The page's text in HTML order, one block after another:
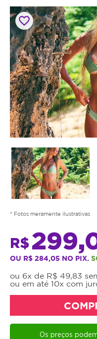
favorite_border
* Fotos meramente ilustrativas
R$
OU R$ 284,05 NO PIX.
ou 6x de R$ 49,83
ou em até 10x com
Os preços